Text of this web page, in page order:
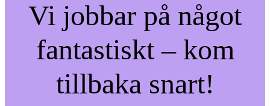
Vi jobbar på något
fantastiskt – kom
tillbaka snart!